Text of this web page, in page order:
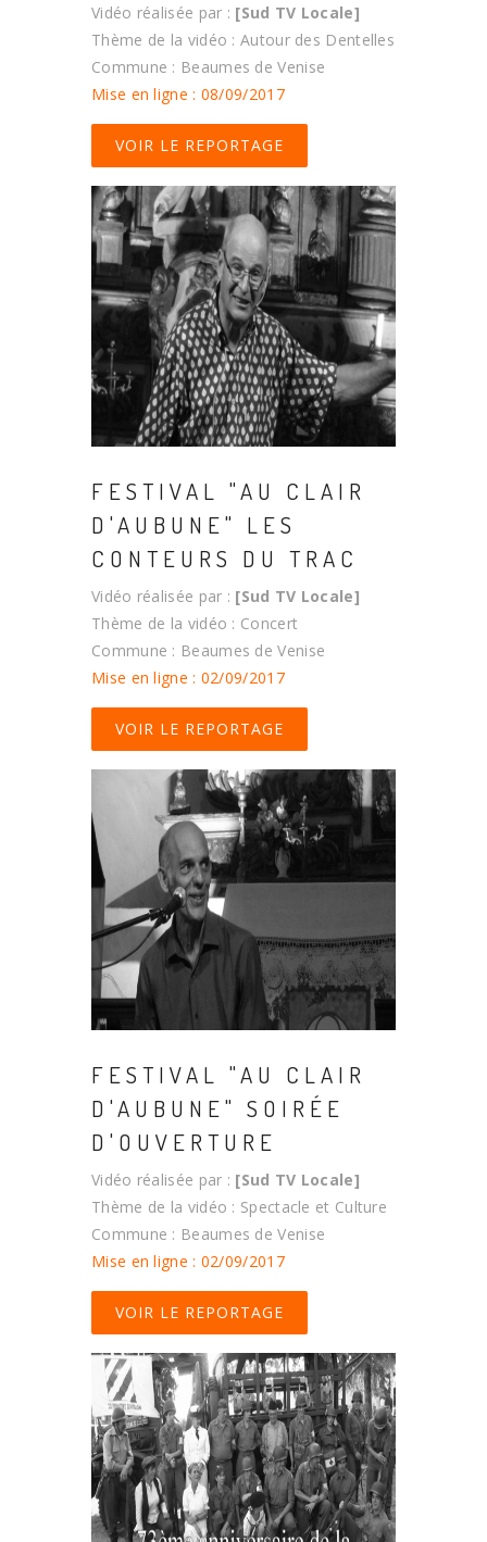
Vidéo réalisée par : [Sud TV Locale]
Thème de la vidéo : Autour des Dentelles
Commune : Beaumes de Venise
Mise en ligne : 08/09/2017
VOIR LE REPORTAGE
FESTIVAL "AU CLAIR
D'AUBUNE" LES
CONTEURS DU TRAC
Vidéo réalisée par : [Sud TV Locale]
Thème de la vidéo : Concert
Commune : Beaumes de Venise
Mise en ligne : 02/09/2017
VOIR LE REPORTAGE
FESTIVAL "AU CLAIR
D'AUBUNE" SOIRÉE
D'OUVERTURE
Vidéo réalisée par : [Sud TV Locale]
Thème de la vidéo : Spectacle et Culture
Commune : Beaumes de Venise
Mise en ligne : 02/09/2017
VOIR LE REPORTAGE